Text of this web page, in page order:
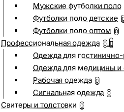
Мужские футболки поло
Футболки поло детские
Футболки поло оптом 0
Профессиональная одежда 0
Одежда для
Одежда для медицины и
Рабочая одежда 0
Сигнальная одежда 0
Свитеры и толстовки 0